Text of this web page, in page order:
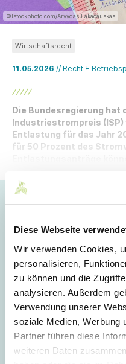
Diese Webseite
Wir verwenden Cookies,
personalisieren,
zu können und die
analysieren. Außerdem
Verwendung unserer
soziale Medien, Werbung
Partner führen diese
weiteren Daten
©Istockphoto.com/Arvydas Lakacauskas
11.05.2026 // Recht +
Wirtschaftsrecht
Die Bundesregierung hat
Industriestrompreis
Entlastung für das Jahr
für 50 Prozent des
rückwirkend für das
Dieser Artikel ist
Login
E-Mail
Passwort